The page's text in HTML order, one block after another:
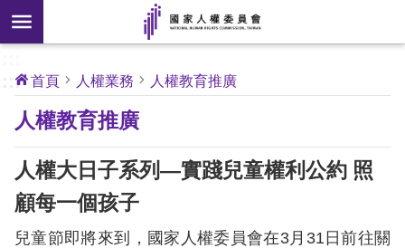
前往主要內容區塊
搜
尋
開
新
]
核
心
人
權
公
約
關
於
:::
首頁 人權業務 人權教育推廣
人權教育推廣
人權大日子系列—實踐兒童權利公約 照
顧每一個孩子
兒童節即將來到，國家人權委員會在3月31日前往關